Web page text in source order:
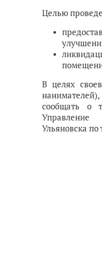
Целью
В целях
сообщать о
Управление
Ульяновска по